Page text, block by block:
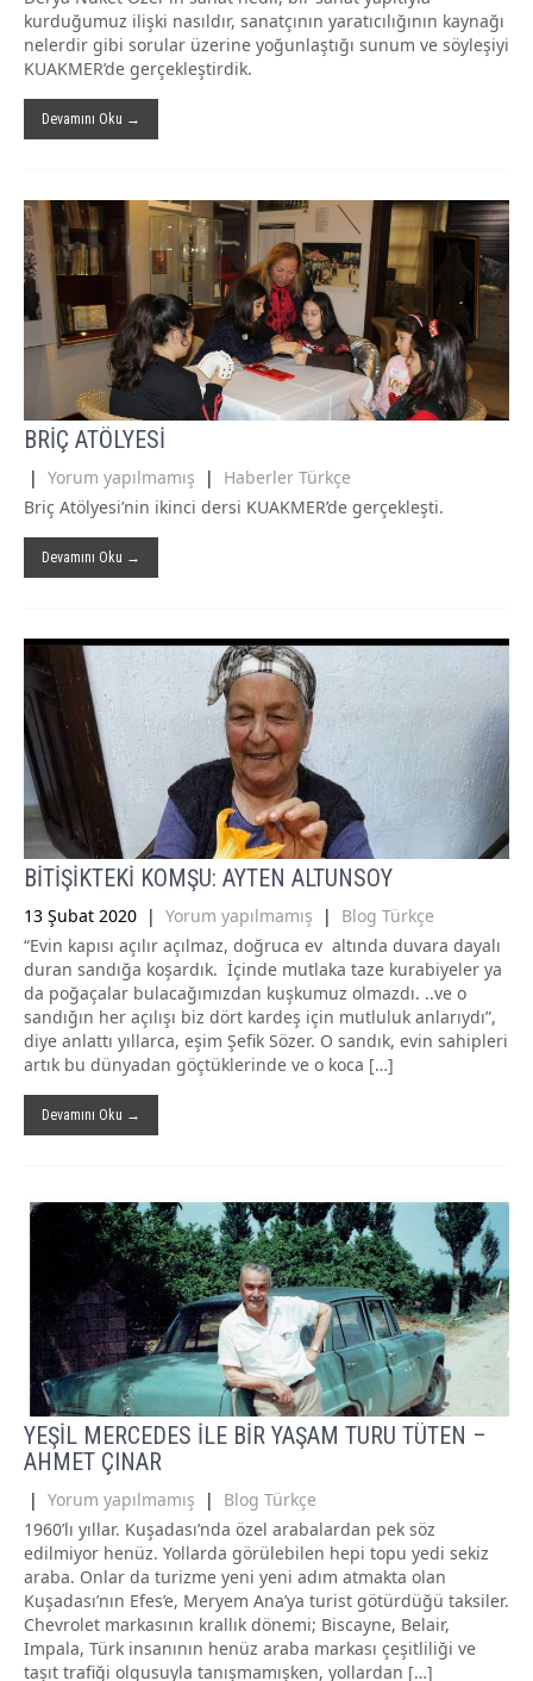
kurduğumuz ilişki nasıldır, sanatçının yaratıcılığının kaynağı
nelerdir gibi sorular üzerine yoğunlaştığı sunum ve söyleşiyi
KUAKMER’de gerçekleştirdik.
Devamını Oku →
BRİÇ ATÖLYESİ
| Yorum yapılmamış | Haberler Türkçe
Briç Atölyesi’nin ikinci dersi KUAKMER’de gerçekleşti.
Devamını Oku →
BİTİŞİKTEKİ KOMŞU: AYTEN ALTUNSOY
13 Şubat 2020 | Yorum yapılmamış | Blog Türkçe
“Evin kapısı açılır açılmaz, doğruca ev altında duvara dayalı
duran sandığa koşardık. İçinde mutlaka taze kurabiyeler ya
da poğaçalar bulacağımızdan kuşkumuz olmazdı. ..ve o
sandığın her açılışı biz dört kardeş için mutluluk anlarıydı”,
diye anlattı yıllarca, eşim Şefik Sözer. O sandık, evin sahipleri
artık bu dünyadan göçtüklerinde ve o koca […]
Devamını Oku →
YEŞİL MERCEDES İLE BİR YAŞAM TURU TÜTEN –
AHMET ÇINAR
| Yorum yapılmamış | Blog Türkçe
1960’lı yıllar. Kuşadası’nda özel arabalardan pek söz
edilmiyor henüz. Yollarda görülebilen hepi topu yedi sekiz
araba. Onlar da turizme yeni yeni adım atmakta olan
Kuşadası’nın Efes’e, Meryem Ana’ya turist götürdüğü taksiler.
Chevrolet markasının krallık dönemi; Biscayne, Belair,
Impala, Türk insanının henüz araba markası çeşitliliği ve
taşıt trafiği olgusuyla tanışmamışken, yollardan […]